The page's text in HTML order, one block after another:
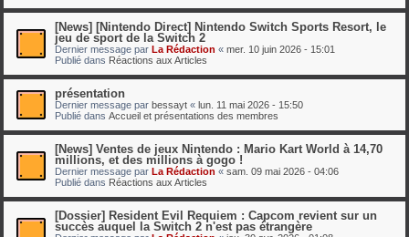
[News] [Nintendo Direct] Nintendo Switch Sports Resort, le
jeu de sport de la Switch 2
Dernier message par La Rédaction « mer. 10 juin 2026 - 15:01
Publié dans Réactions aux Articles
présentation
Dernier message par bessayt « lun. 11 mai 2026 - 15:50
Publié dans Accueil et présentations des membres
[News] Ventes de jeux Nintendo : Mario Kart World à 14,70
millions, et des millions à gogo !
Dernier message par La Rédaction « sam. 09 mai 2026 - 04:06
Publié dans Réactions aux Articles
[Dossier] Resident Evil Requiem : Capcom revient sur un
succès auquel la Switch 2 n'est pas étrangère